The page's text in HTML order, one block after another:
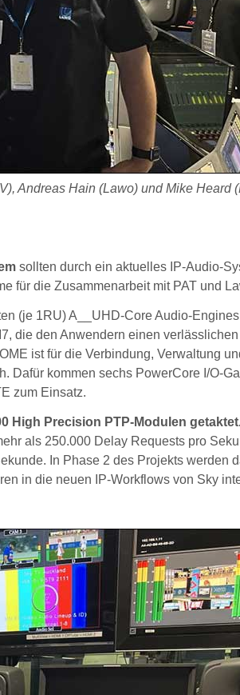
Andreas Hain (Lawo) und Mike Heard
sollten durch ein aktuelles IP-Audio-
für die Zusammenarbeit mit PAT und
(je 1RU) A__UHD-Core Audio-
die den Anwendern einen
ist für die Verbindung, Verwaltung
Dafür kommen sechs PowerCore I/O-
zum Einsatz.
High Precision PTP-Modulen
als 250.000 Delay Requests pro
In Phase 2 des Projekts werden
in die neuen IP-Workflows von Sky